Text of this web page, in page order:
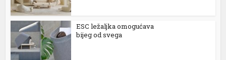
ESC ležaljka omogućava
bijeg od svega